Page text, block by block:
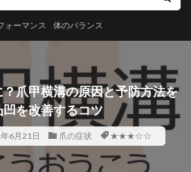
ォーマンス 体のバランス
爪甲横溝の原因と予防方法を
を改善するコツ
6月21日 爪の症状 ★★★☆☆
京都府 佐賀県
兵庫県
宮城県 宮崎県
富山県
山梨県 岐阜県
岡山県
徳島県
愛媛県
東京都 栃木県
沖縄県
石川県 神奈川県
福井県